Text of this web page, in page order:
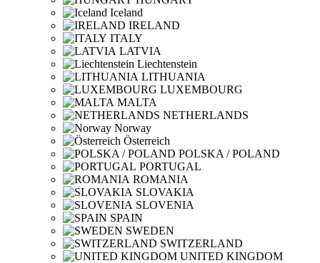
Iceland
IRELAND
ITALY
LATVIA
Liechtenstein
LITHUANIA
LUXEMBOURG
MALTA
NETHERLANDS
Norway
Österreich
POLSKA / POLAND
PORTUGAL
ROMANIA
SLOVAKIA
SLOVENIA
SPAIN
SWEDEN
SWITZERLAND
UNITED KINGDOM